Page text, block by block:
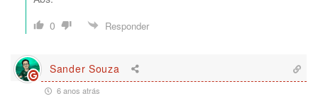
0
Responder
Sander Souza
6 anos atrás